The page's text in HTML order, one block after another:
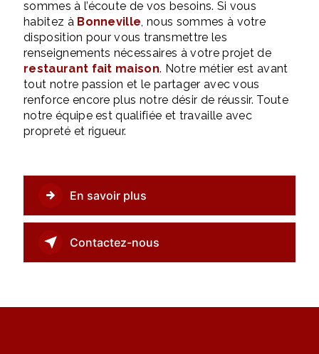
sommes à l’écoute de vos besoins. Si vous
habitez à Bonneville, nous sommes à votre
disposition pour vous transmettre les
renseignements nécessaires à votre projet de
restaurant fait maison. Notre métier est avant
tout notre passion et le partager avec vous
renforce encore plus notre désir de réussir. Toute
notre équipe est qualifiée et travaille avec
propreté et rigueur.
En savoir plus
Contactez-nous